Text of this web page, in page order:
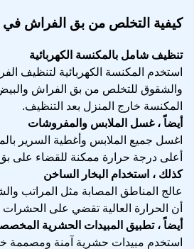
كيفية التخلص من بق الفراش في
تنظيف شامل بالمكنسة الكهربائية
استخدم المكنسة الكهربائية لتنظيف
والشقوق للتخلص من بق الفراش
المكنسة خارج المنزل بعد التنظيف.
أيضاً ، غسل الملابس والمفروشات
اغسل جميع الملابس وأغطية السرير
أعلى درجة حرارة ممكنة للقضاء على
كذلك ، استخدام البخار الساخن
عالج المناطق المصابة مثل المراتب
أن الحرارة العالية تقضي على
أيضاً ، تطبيق المبيدات الحشرية
استخدم مبيدات حشرية آمنة ومصممة